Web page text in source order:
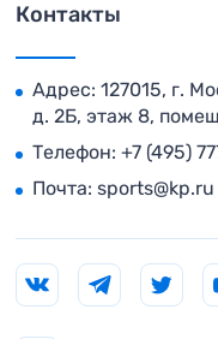
Контакты
Адрес: 127015, г.
д. 2Б, этаж 8,
Телефон: +7 (495)
Почта: sports@kp.ru